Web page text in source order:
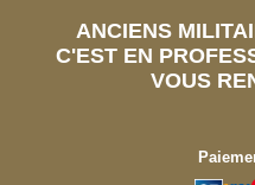
ANCIENS
C'EST EN
VOUS